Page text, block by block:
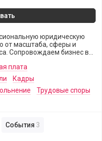
юридическую
от масштаба, сферы и
Сопровождаем бизнес в
плата
Кадры
Трудовые споры
События 3